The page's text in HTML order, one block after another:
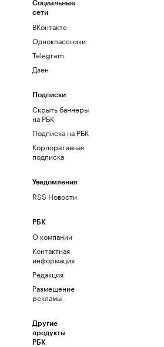
Социальные
сети
ВКонтакте
Одноклассники
Telegram
Дзен
Подписки
Скрыть баннеры
на РБК
Подписка на РБК
Корпоративная
подписка
Уведомления
RSS Новости
РБК
О компании
Контактная
информация
Редакция
Размещение
рекламы
Другие
продукты
РБК